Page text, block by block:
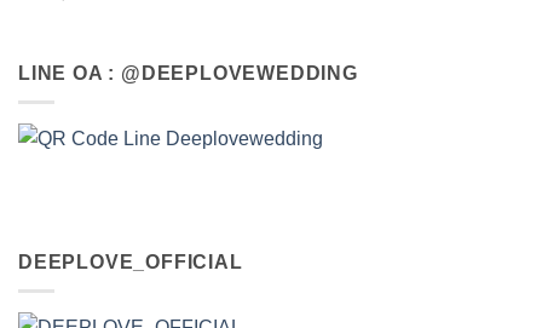
LINE OA : @DEEPLOVEWEDDING
DEEPLOVE_OFFICIAL